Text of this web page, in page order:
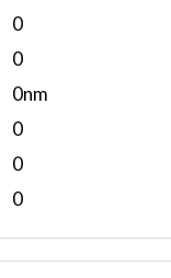
0
0
0nm
0
0
0